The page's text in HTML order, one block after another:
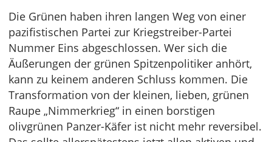
Die Grünen haben ihren langen Weg von einer
pazifistischen Partei zur Kriegstreiber-Partei
Nummer Eins abgeschlossen. Wer sich die
Äußerungen der grünen Spitzenpolitiker anhört,
kann zu keinem anderen Schluss kommen. Die
Transformation von der kleinen, lieben, grünen
Raupe „Nimmerkrieg“ in einen borstigen
olivgrünen Panzer-Käfer ist nicht mehr reversibel.